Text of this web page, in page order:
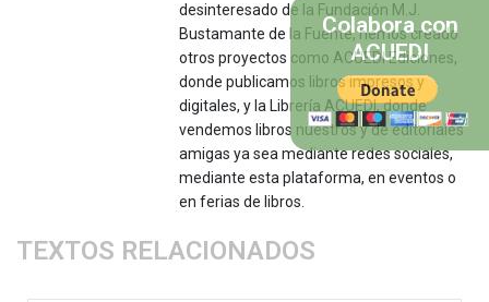
desinteresado de la Fundación M.J.
Bustamante de la Fuente, hemos creado
otros proyectos como ACUEDI Ediciones,
donde publicamos libros impresos y
digitales, y la Librería ACUEDI, donde
vendemos libros nuestros y de editoriales
amigas ya sea mediante redes sociales,
mediante esta plataforma, en eventos o
en ferias de libros.
TEXTOS RELACIONADOS
Colabora con
ACUEDI